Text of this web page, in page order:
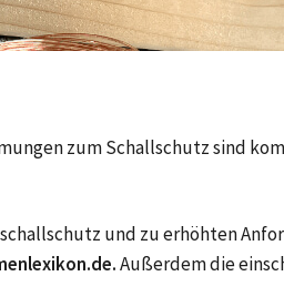
zum Schallschutz sind
und zu erhöhten
Außerdem die